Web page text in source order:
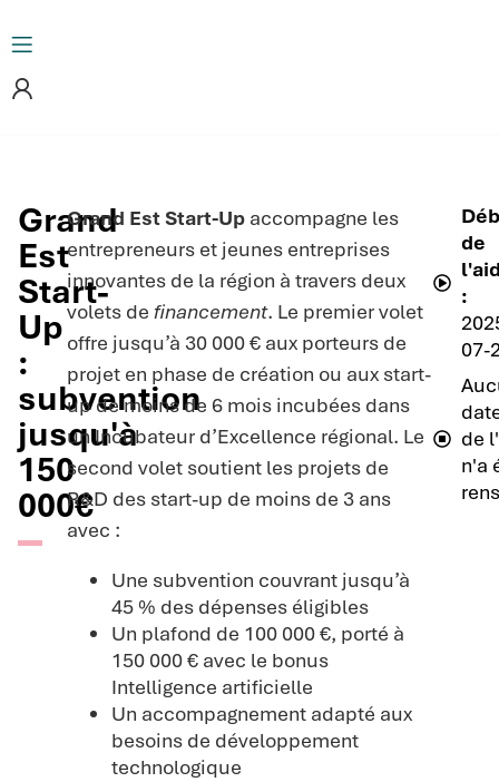
Grand
Est
Start-
Up
:
subvention
jusqu'à
150
000€
Grand Est Start-Upaccompagne les
entrepreneurs et jeunes entreprises
innovantes de la région à travers deux
volets de financement. Le premier volet
offre jusqu’à 30 000 € aux porteurs de
projet en phase de création ou aux start-
up de moins de 6 mois incubées dans
un Incubateur d’Excellence régional. Le
second volet soutient les projets de
R&D des start-up de moins de 3 ans
avec :
Une subvention couvrant jusqu’à
45 % des dépenses éligibles
Un plafond de 100 000 €, porté à
150 000 € avec le bonus
Intelligence artificielle
Un accompagnement adapté aux
besoins de développement
technologique
de
:
07-
de
n'a